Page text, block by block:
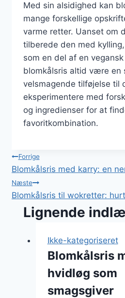
Med sin alsidighed kan
mange forskellige
varme retter. Uanset om
tilberede den med
som en del af en
blomkålsris altid være en
velsmagende tilføjelse til
eksperimentere med
og ingredienser for at
favoritkombination.
Forrige
Blomkålsris med karry: en
Næste
Blomkålsris til wokretter:
Lignende
Ikke-kategoriseret
Blomkålsris
hvidløg som
smagsgiver